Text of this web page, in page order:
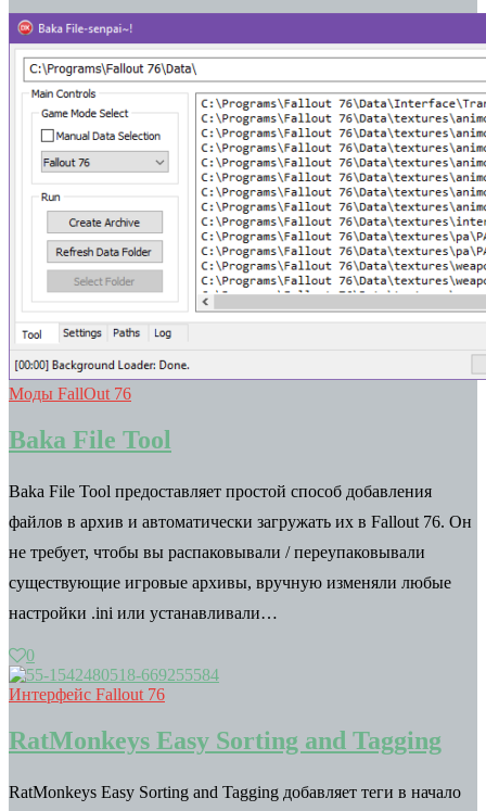
Моды FallOut 76
Baka File Tool
Baka File Tool предоставляет простой способ добавления
файлов в архив и автоматически загружать их в Fallout 76. Он
не требует, чтобы вы распаковывали / переупаковывали
существующие игровые архивы, вручную изменяли любые
настройки .ini или устанавливали…
0
Интерфейс Fallout 76
RatMonkeys Easy Sorting and Tagging
RatMonkeys Easy Sorting and Tagging добавляет теги в начало